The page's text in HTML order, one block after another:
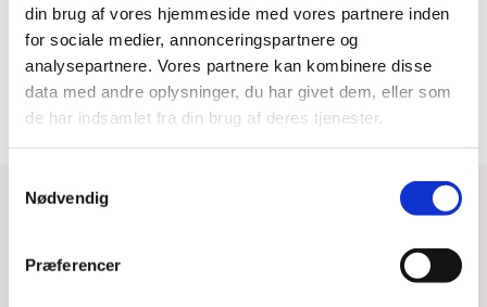
din brug af vores hjemmeside med vores partnere inden
for sociale medier, annonceringspartnere og
analysepartnere. Vores partnere kan kombinere disse
data med andre oplysninger, du har givet dem, eller som
de har indsamlet fra din brug af deres tjenester.
Nødvendig
Præferencer
100% dansk webshop
Dansk butik og webshop –
lokal service og gulveksperter.
Besøg vores butikker
Besøg vores showrooms og få
kompetent rådgivning.
Tips & Tricks Blog